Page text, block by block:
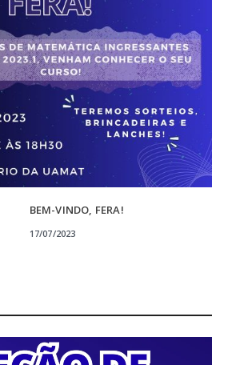
BEM-VINDO, FERA!
17/07/2023